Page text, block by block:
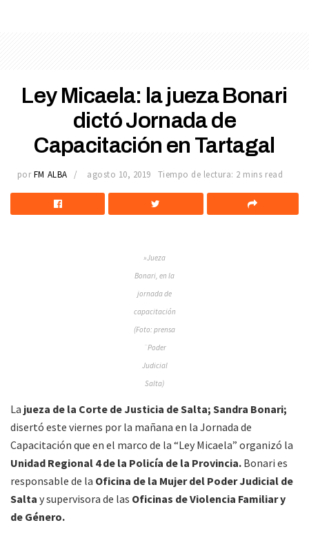
Ley Micaela: la jueza Bonari
dictó Jornada de
Capacitación en Tartagal
por FM ALBA agosto 10, 2019 Tiempo de lectura: 2 mins read
»Jueza
Bonari, en la
jornada de
capacitación
(Foto: prensa
¨Poder
Judicial
Salta)
La jueza de la Corte de Justicia de Salta; Sandra Bonari;
disertó este viernes por la mañana en la Jornada de
Capacitación que en el marco de la “Ley Micaela” organizó la
Unidad Regional 4 de la Policía de la Provincia. Bonari es
responsable de la Oficina de la Mujer del Poder Judicial de
Salta y supervisora de las Oficinas de Violencia Familiar y
de Género.